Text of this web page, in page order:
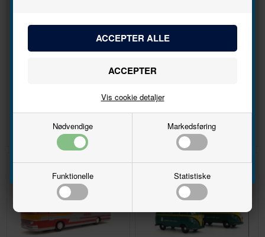
Nødvendige Markedsføring
Funktionelle Statistiske
Vis cookie detaljer
Arkade med plads til skinner
Bliv den første til at høre, når der kommer nye